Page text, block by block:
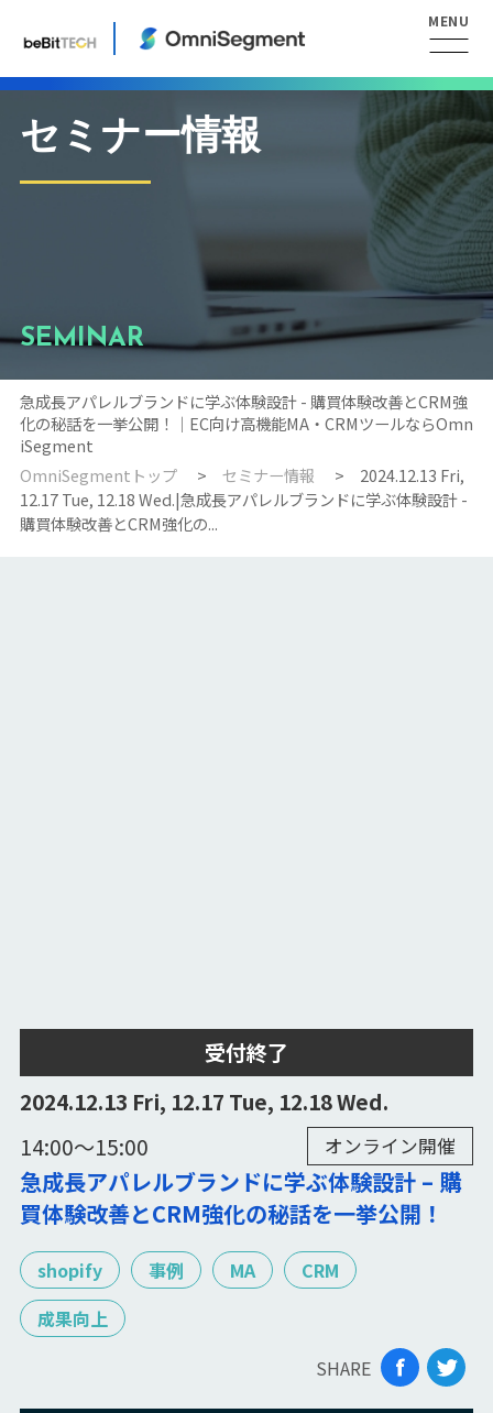
セミナー情報
SEMINAR
急成長アパレルブランドに学ぶ体験設計 - 購買体験改善とCRM強
化の秘話を一挙公開！｜EC向け高機能MA・CRMツールならOmn
iSegment
OmniSegmentトップ
セミナー情報
2024.12.13 Fri,
12.17 Tue, 12.18 Wed.|急成長アパレルブランドに学ぶ体験設計 -
購買体験改善とCRM強化の...
受付終了
2024.12.13 Fri, 12.17 Tue, 12.18 Wed.
14:00〜15:00
オンライン開催
急成長アパレルブランドに学ぶ体験設計 – 購
買体験改善とCRM強化の秘話を一挙公開！
shopify 事例 MA
CRM
成果向上
SHARE